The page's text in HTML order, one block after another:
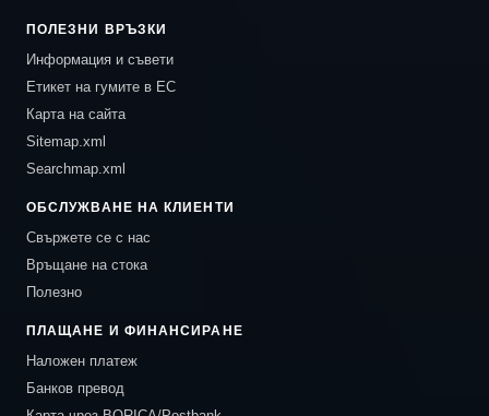
ПОЛЕЗНИ ВРЪЗКИ
Информация и съвети
Етикет на гумите в ЕС
Карта на сайта
Sitemap.xml
Searchmap.xml
ОБСЛУЖВАНЕ НА КЛИЕНТИ
Свържете се с нас
Връщане на стока
Полезно
ПЛАЩАНЕ И ФИНАНСИРАНЕ
Наложен платеж
Банков превод